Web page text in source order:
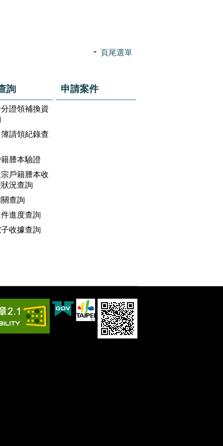
頁尾選單
詢
證領補換資
請領紀錄查
謄本驗證
戶籍謄本收
況查詢
查詢
進度查詢
收據查詢
申請案件